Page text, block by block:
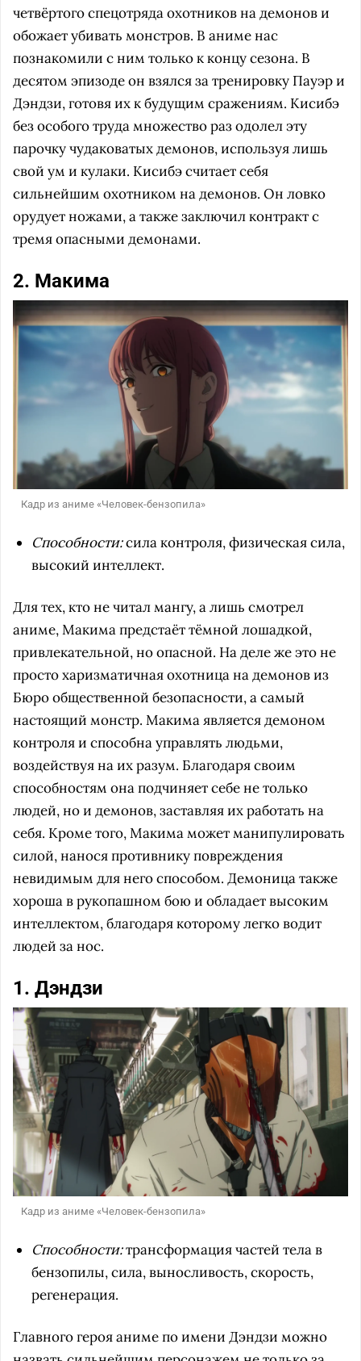
четвёртого спецотряда охотников на демонов и
обожает убивать монстров. В аниме нас
познакомили с ним только к концу сезона. В
десятом эпизоде он взялся за тренировку Пауэр и
Дэндзи, готовя их к будущим сражениям. Кисибэ
без особого труда множество раз одолел эту
парочку чудаковатых демонов, используя лишь
свой ум и кулаки. Кисибэ считает себя
сильнейшим охотником на демонов. Он ловко
орудует ножами, а также заключил контракт с
тремя опасными демонами.
2. Макима
Кадр из аниме «Человек-бензопила»
Способности:сила контроля, физическая сила,
высокий интеллект.
Для тех, кто не читал мангу, а лишь смотрел
аниме, Макима предстаёт тёмной лошадкой,
привлекательной, но опасной. На деле же это не
просто харизматичная охотница на демонов из
Бюро общественной безопасности, а самый
настоящий монстр. Макима является демоном
контроля и способна управлять людьми,
воздействуя на их разум. Благодаря своим
способностям она подчиняет себе не только
людей, но и демонов, заставляя их работать на
себя. Кроме того, Макима может манипулировать
силой, нанося противнику повреждения
невидимым для него способом. Демоница также
хороша в рукопашном бою и обладает высоким
интеллектом, благодаря которому легко водит
людей за нос.
1. Дэндзи
Кадр из аниме «Человек-бензопила»
Способности:трансформация частей тела в
бензопилы, сила, выносливость, скорость,
регенерация.
Главного героя аниме по имени Дэндзи можно